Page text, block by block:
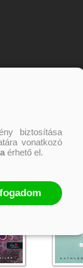
biztosítása
vonatkozó
érhető el.